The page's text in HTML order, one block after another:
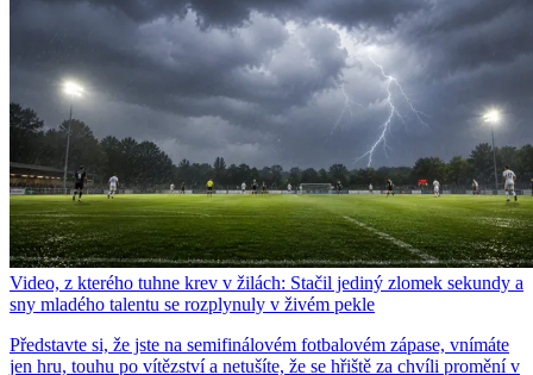
Video, z kterého tuhne krev v žilách: Stačil jediný zlomek sekundy a
sny mladého talentu se rozplynuly v živém pekle
Představte si, že jste na semifinálovém fotbalovém zápase, vnímáte
jen hru, touhu po vítězství a netušíte, že se hřiště za chvíli promění v